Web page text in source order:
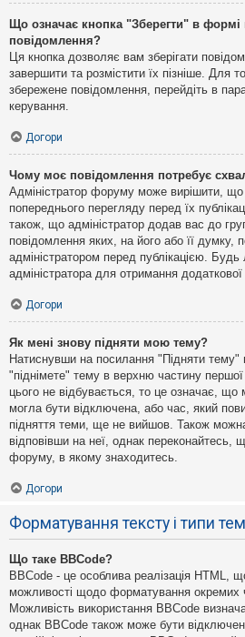
Що означає кнопка "Зберегти" в формі
повідомлення?
Ця кнопка дозволяє вам зберігати
завершити та розмістити їх пізніше. Для
збережене повідомлення, перейдіть в
керування.
Догори
Чому моє повідомлення потребує
Адміністратор форуму може вирішити,
попереднього перегляду перед їх
також, що адміністратор додав вас до
повідомлення яких, на його або її думку,
адміністратором перед публікацією. Будь
адміністратора для отримання додаткової
Догори
Як мені знову підняти мою тему?
Натиснувши на посилання "Підняти тему"
"піднімете" тему в верхню частину
цього не відбувається, то це означає, що
могла бути відключена, або час, який
підняття теми, ще не вийшов. Також
відповівши на неї, однак
форуму, в якому знаходитесь.
Догори
Форматування тексту і типи тем
Що таке BBCode?
BBCode - це особлива реалізація HTML,
можливості щодо форматування окремих
Можливість використання BBCode
однак BBCode також може бути